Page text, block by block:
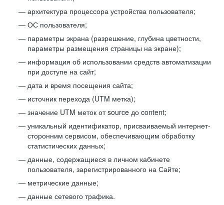
архитектура процессора устройства пользователя;
ОС пользователя;
параметры экрана (разрешение, глубина цветности,
параметры размещения страницы на экране);
информация об использовании средств автоматизации
при доступе на сайт;
дата и время посещения сайта;
источник перехода (UTM метка);
значение UTM меток от source до content;
уникальный идентификатор, присваиваемый интернет-
сторонним сервисом, обеспечивающим обработку
статистических данных;
данные, содержащиеся в личном кабинете
пользователя, зарегистрированного на Сайте;
метрические данные;
данные сетевого трафика.